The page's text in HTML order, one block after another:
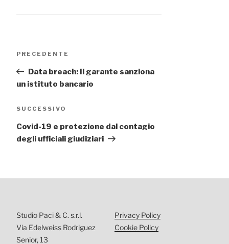
Articolo
PRECEDENTE
Data breach: Il garante sanziona
un istituto bancario
Articolo
SUCCESSIVO
Covid-19 e protezione dal contagio
degli ufficiali giudiziari
Studio Paci & C. s.r.l.
Via Edelweiss Rodriguez
Senior, 13
Privacy Policy
Cookie Policy